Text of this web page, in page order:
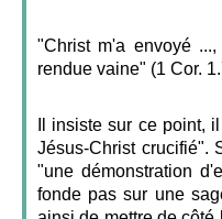
"Christ m'a envoyé
rendue vaine" (1 Cor.
Il insiste sur ce point,
Jésus-Christ crucifié".
"une démonstration
fonde pas sur une